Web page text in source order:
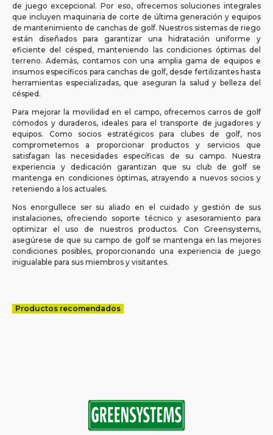
de juego excepcional. Por eso, ofrecemos soluciones integrales
que incluyen maquinaria de corte de última generación y equipos
de mantenimiento de canchas de golf. Nuestros sistemas de riego
están diseñados para garantizar una hidratación uniforme y
eficiente del césped, manteniendo las condiciones óptimas del
terreno. Además, contamos con una amplia gama de equipos e
insumos específicos para canchas de golf, desde fertilizantes hasta
herramientas especializadas, que aseguran la salud y belleza del
césped.
Para mejorar la movilidad en el campo, ofrecemos carros de golf
cómodos y duraderos, ideales para el transporte de jugadores y
equipos. Como socios estratégicos para clubes de golf, nos
comprometemos a proporcionar productos y servicios que
satisfagan las necesidades específicas de su campo. Nuestra
experiencia y dedicación garantizan que su club de golf se
mantenga en condiciones óptimas, atrayendo a nuevos socios y
reteniendo a los actuales.
Nos enorgullece ser su aliado en el cuidado y gestión de sus
instalaciones, ofreciendo soporte técnico y asesoramiento para
optimizar el uso de nuestros productos. Con Greensystems,
asegúrese de que su campo de golf se mantenga en las mejores
condiciones posibles, proporcionando una experiencia de juego
inigualable para sus miembros y visitantes.
Productos recomendados